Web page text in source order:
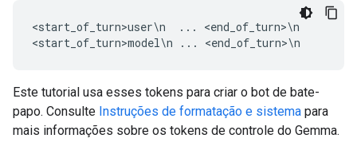
<start_of_turn>user\n  ... <end_of_turn>\n
Este tutorial usa esses tokens para criar o bot de bate-
papo. Consulte Instruções de formatação e sistema para
mais informações sobre os tokens de controle do Gemma.